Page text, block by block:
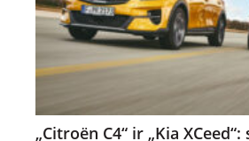
„Citroën C4“ ir „Kia